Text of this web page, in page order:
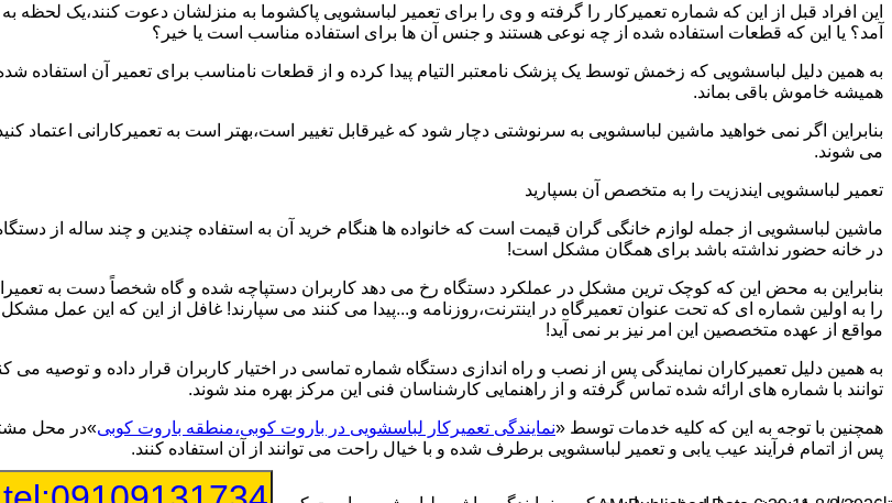
این افراد قبل از این که شماره تعمیرکار را گرفته و وی را برای تعمیر لباسشویی پاکشوما به منزلشان دعوت کنند،یک لحظه
آمد؟ یا این که قطعات استفاده شده از چه نوعی هستند و جنس آن ها برای استفاده مناسب است یا خیر؟
به همین دلیل لباسشویی که زخمش توسط یک پزشک نامعتبر التیام پیدا کرده و از قطعات نامناسب برای تعمیر آن
همیشه خاموش باقی بماند.
بنابراین اگر نمی خواهید ماشین لباسشویی به سرنوشتی دچار شود که غیرقابل تغییر است،بهتر است به تعمیرکارانی اعتماد
می شوند.
تعمیر لباسشویی ایندزیت را به متخصص آن بسپارید
ماشین لباسشویی از جمله لوازم خانگی گران قیمت است که خانواده ها هنگام خرید آن به استفاده چندین و چند ساله از
در خانه حضور نداشته باشد برای همگان مشکل است!
بنابراین به محض این که کوچک ترین مشکل در عملکرد دستگاه رخ می دهد کاربران دستپاچه شده و گاه شخصاً دست به
را به اولین شماره ای که تحت عنوان تعمیرگاه در اینترنت،روزنامه و...پیدا می کنند می سپارند! غافل از این که این عمل
مواقع از عهده متخصصین این امر نیز بر نمی آید!
به همین دلیل تعمیرکاران نمایندگی پس از نصب و راه اندازی دستگاه شماره تماسی در اختیار کاربران قرار داده و توصیه
توانند با شماره های ارائه شده تماس گرفته و از راهنمایی کارشناسان فنی این مرکز بهره مند شوند.
همچنین با توجه به این که کلیه خدمات توسط «نمایندگی تعمیرکار لباسشویی در باروت کوبی،منطقه باروت کوبی»در محل
پس از اتمام فرآیند عیب یابی و تعمیر لباسشویی برطرف شده و با خیال راحت می توانند از آن استفاده کنند.